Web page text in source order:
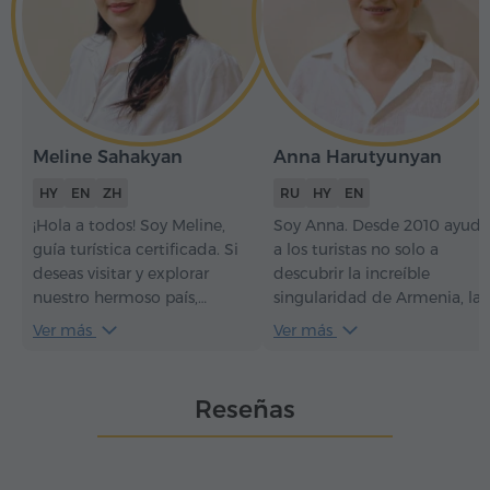
Meline Sahakyan
HY EN ZH
¡Hola a todos! Soy Meline,
guía turística certificada. Si
deseas visitar y explorar
nuestro hermoso país,
Armenia, con una guía
Ver más
Anna Harutyunyan
RU HY EN
Soy Anna. Desde 2010 ayudo
a los turistas no solo a
descubrir la increíble
singularidad de Armenia, la
profundidad de su historia y
paz interior y serenidad.
Ver más
Reseñas